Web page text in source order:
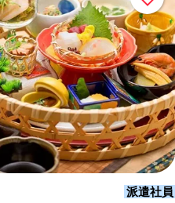
派遣社員